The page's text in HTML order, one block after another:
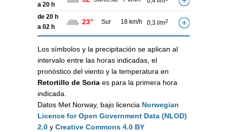
a 20 h
de 20 h
a 02 h
23° Sur 18 km/h 0,3 l/m2
Los símbolos y la precipitación se aplican al
intervalo entre las horas indicadas, el
pronóstico del viento y la temperatura en
Retortillo de Soria es para la primera hora
indicada.
Datos Met Norway, bajo licencia Norwegian
Licence for Open Government Data (NLOD)
2.0 y Creative Commons 4.0 BY